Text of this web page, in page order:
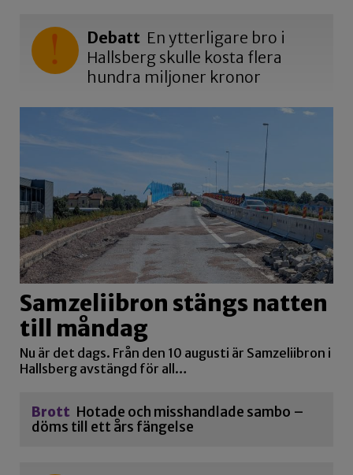
Debatt En ytterligare bro i
Hallsberg skulle kosta flera
hundra miljoner kronor
Samzeliibron stängs natten
till måndag
Nu är det dags. Från den 10 augusti är Samzeliibron i
Hallsberg avstängd för all…
Brott Hotade och misshandlade sambo –
döms till ett års fängelse